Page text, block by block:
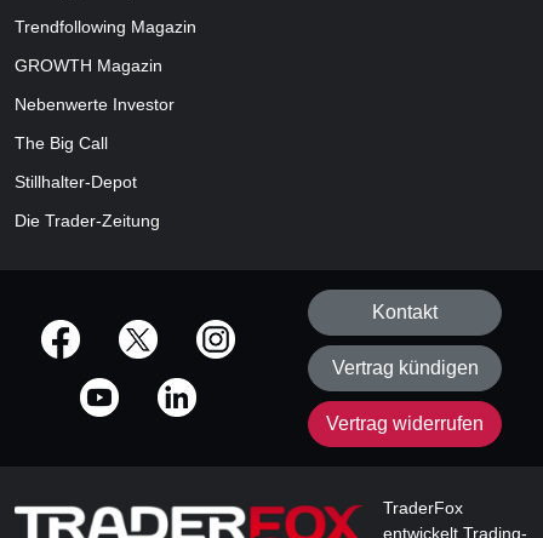
Trendfollowing Magazin
GROWTH Magazin
Nebenwerte Investor
The Big Call
Stillhalter-Depot
Die Trader-Zeitung
offizielle Social Media-Accounts
Kontakt
Vertrag kündigen
Vertrag widerrufen
TraderFox
entwickelt Trading-